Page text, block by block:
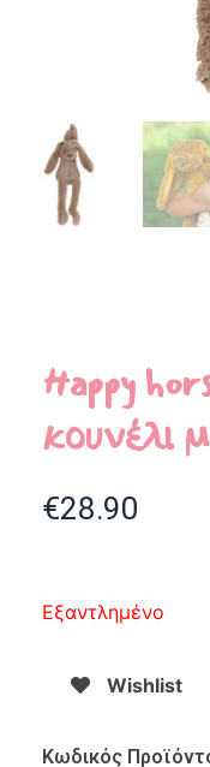
Happy
κουνέλι
€28.90
Εξαντλημένο
Wishlist
Κωδικός